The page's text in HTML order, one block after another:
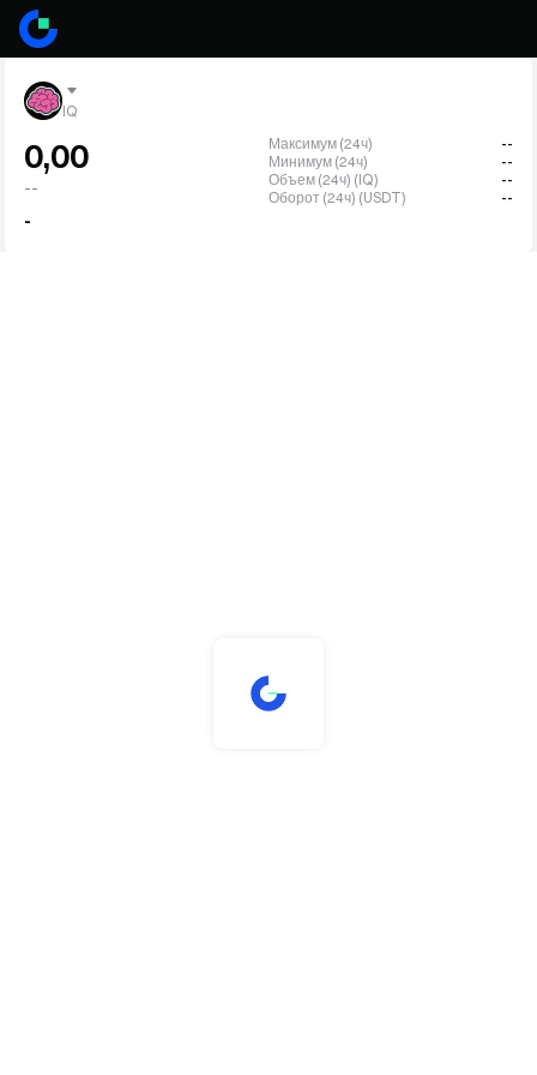
IQ
0,00
--
-
Максимум (24ч)
--
Минимум (24ч)
--
Объем (24ч) (IQ)
--
Оборот (24ч) (USDT)
--